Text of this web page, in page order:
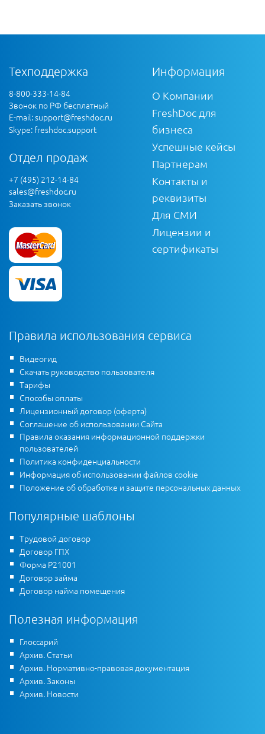
Техподдержка
8-800-333-14-84
Звонок по РФ бесплатный
E-mail:support@freshdoc.ru
Skype: freshdoc.support
Отдел продаж
+7 (495) 212-14-84
sales@freshdoc.ru
Заказать звонок
Информация
О Компании
FreshDoc для
бизнеса
Успешные кейсы
Партнерам
Контакты и
реквизиты
Для СМИ
Лицензии и
сертификаты
Правила использования сервиса
Видеогид
Скачать руководство пользователя
Тарифы
Способы оплаты
Лицензионный договор (оферта)
Соглашение об использовании Сайта
Правила оказания информационной поддержки
пользователей
Политика конфиденциальности
Информация об использовании файлов cookie
Положение об обработке и защите персональных данных
Популярные шаблоны
Трудовой договор
Договор ГПХ
Форма Р21001
Договор займа
Договор найма помещения
Полезная информация
Глоссарий
Архив. Статьи
Архив. Нормативно-правовая документация
Архив. Законы
Архив. Новости